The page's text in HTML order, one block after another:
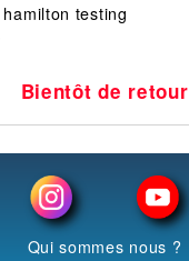
testing
Bientôt de retour
Qui sommes nous ?